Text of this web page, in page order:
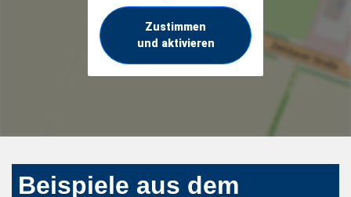
Zustimmen
und aktivieren
Beispiele aus dem